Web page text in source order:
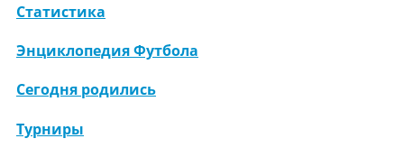
Статистика
Энциклопедия Футбола
Сегодня родились
Турниры